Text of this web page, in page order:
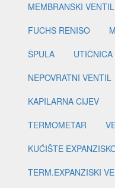
MEMBRANSKI VENTIL
FUCHS RENISO
ŠPULA
NEPOVRATNI VENTIL
KAPILARNA CIJEV
TERMOMETAR
KUĆIŠTE
TERM.EXPANZISKI